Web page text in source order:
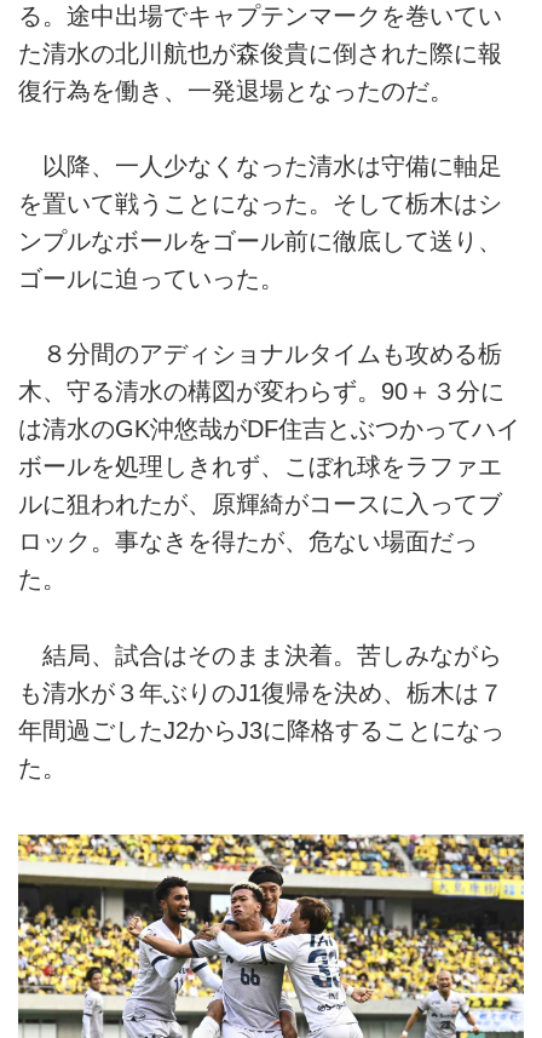
る。途中出場でキャプテンマークを巻いてい
た清水の北川航也が森俊貴に倒された際に報
復行為を働き、一発退場となったのだ。
以降、一人少なくなった清水は守備に軸足
を置いて戦うことになった。そして栃木はシ
ンプルなボールをゴール前に徹底して送り、
ゴールに迫っていった。
８分間のアディショナルタイムも攻める栃
木、守る清水の構図が変わらず。90＋３分に
は清水のGK沖悠哉がDF住吉とぶつかってハイ
ボールを処理しきれず、こぼれ球をラファエ
ルに狙われたが、原輝綺がコースに入ってブ
ロック。事なきを得たが、危ない場面だっ
た。
結局、試合はそのまま決着。苦しみながら
も清水が３年ぶりのJ1復帰を決め、栃木は７
年間過ごしたJ2からJ3に降格することになっ
た。